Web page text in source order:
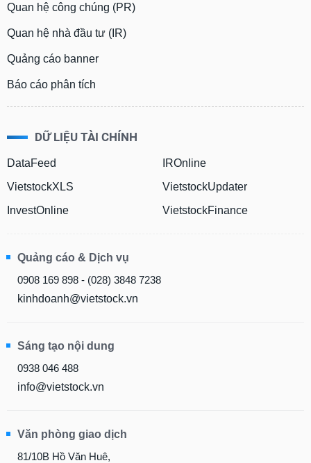
Quan hệ công chúng (PR)
Quan hệ nhà đầu tư (IR)
Quảng cáo banner
Báo cáo phân tích
DỮ LIỆU TÀI CHÍNH
DataFeed
VietstockXLS
InvestOnline
IROnline
VietstockUpdater
VietstockFinance
Quảng cáo & Dịch vụ
0908 169 898 - (028) 3848 7238
kinhdoanh@vietstock.vn
Sáng tạo nội dung
0938 046 488
info@vietstock.vn
Văn phòng giao dịch
81/10B Hồ Văn Huê,